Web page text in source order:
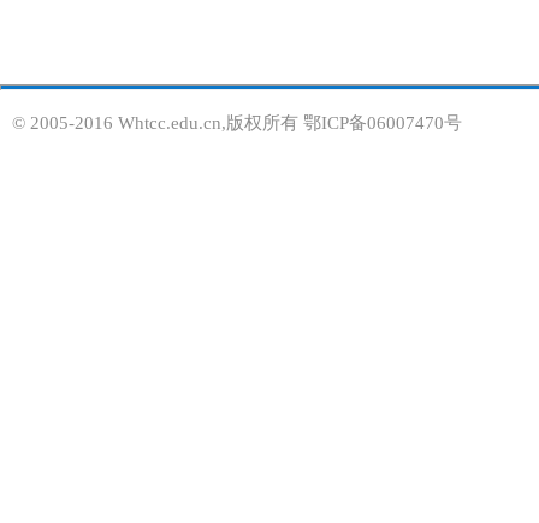
© 2005-2016 Whtcc.edu.cn,版权所有 鄂ICP备06007470号